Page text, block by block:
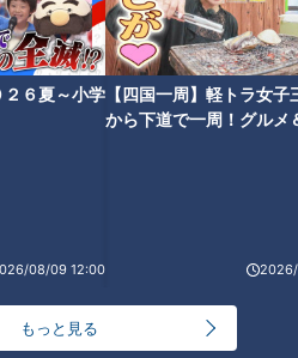
２６夏～小学
08/09 12:00
【四国一周】軽トラ女子
から下道で一周！グルメ
もっと見る
園留学”とは